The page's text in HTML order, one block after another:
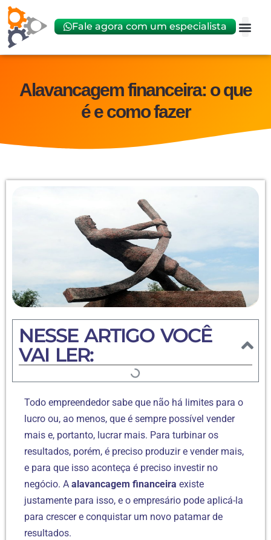
Fale agora com um especialista
Alavancagem financeira: o que
é e como fazer
NESSE ARTIGO VOCÊ
VAI LER:
Todo empreendedor sabe que não há limites para o
lucro ou, ao menos, que é sempre possível vender
mais e, portanto, lucrar mais. Para turbinar os
resultados, porém, é preciso produzir e vender mais,
e para que isso aconteça é preciso investir no
negócio. A alavancagem financeira existe
justamente para isso, e o empresário pode aplicá-la
para crescer e conquistar um novo patamar de
resultados.